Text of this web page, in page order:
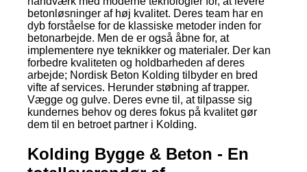
betonløsninger af høj kvalitet. Deres team har en
dyb forståelse for de klassiske metoder inden for
betonarbejde. Men de er også åbne for, at
implementere nye teknikker og materialer. Der kan
forbedre kvaliteten og holdbarheden af deres
arbejde; Nordisk Beton Kolding tilbyder en bred
vifte af services. Herunder støbning af trapper.
Vægge og gulve. Deres evne til, at tilpasse sig
kundernes behov og deres fokus på kvalitet gør
dem til en betroet partner i Kolding.
Kolding Bygge & Beton - En